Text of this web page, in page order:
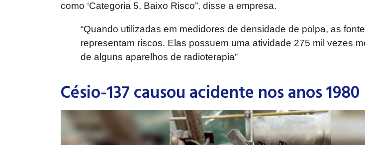
como ‘Categoria 5, Baixo Risco”, disse a empresa.
“Quando utilizadas em medidores de densidade de polpa, as
representam riscos. Elas possuem uma atividade 275 mil vezes
de alguns aparelhos de radioterapia”
Césio-137 causou acidente nos anos 1980